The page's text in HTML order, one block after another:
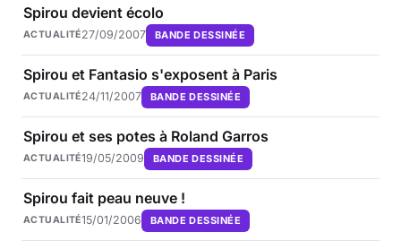
Spirou devient écolo
ACTUALITÉ27/09/2007 BANDE DESSINÉE
Spirou et Fantasio s'exposent à Paris
ACTUALITÉ24/11/2007 BANDE DESSINÉE
Spirou et ses potes à Roland Garros
ACTUALITÉ19/05/2009 BANDE DESSINÉE
Spirou fait peau neuve !
ACTUALITÉ15/01/2006 BANDE DESSINÉE